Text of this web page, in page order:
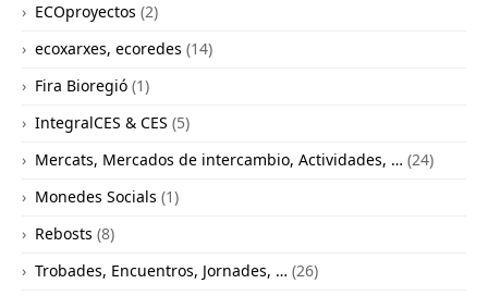
ECOproyectos (2)
ecoxarxes, ecoredes (14)
Fira Bioregió (1)
IntegralCES & CES (5)
Mercats, Mercados de intercambio, Actividades, … (24)
Monedes Socials (1)
Rebosts (8)
Trobades, Encuentros, Jornades, … (26)